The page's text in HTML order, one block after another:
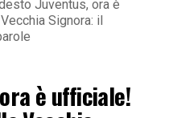
Juventus, ora è
Signora: il
è ufficiale!